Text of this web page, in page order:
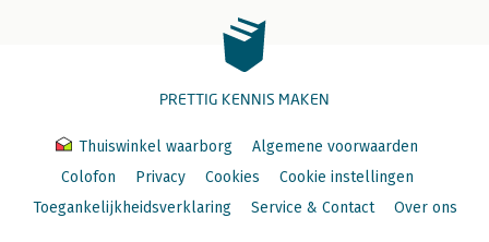
PRETTIG KENNIS MAKEN
Thuiswinkel waarborg
Algemene voorwaarden
Colofon
Privacy Cookies
Cookie instellingen
Toegankelijkheidsverklaring
Service & Contact Over ons